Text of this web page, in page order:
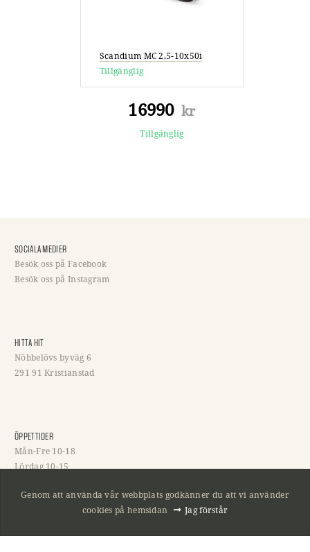
Genom att använda vår webbplats godkänner du att vi använder
cookies på hemsidan
Jag förstår
Scandium MC 2,5-10x50i
Tillgänglig
16990 kr
Tillgänglig
SOCIALA MEDIER
Besök oss på Facebook
Besök oss på Instagram
HITTA HIT
Nöbbelövs byväg 6
291 91 Kristianstad
ÖPPETTIDER
Mån-Fre 10-18
Lördag 10-15